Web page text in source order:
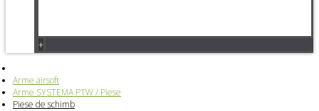
+
Arme airsoft
Arme SYSTEMA PTW / Piese
Piese de schimb